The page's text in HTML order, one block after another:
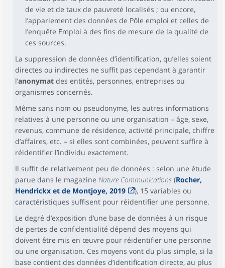
de vie et de taux de pauvreté localisés ; ou encore,
l’appariement des données de Pôle emploi et celles de
l’enquête Emploi à des fins de mesure de la qualité de
ces sources.
La suppression de données d’identification, qu’elles soient
directes ou indirectes ne suffit pas cependant à garantir
l’anonymat des entités, personnes, entreprises ou
organismes concernés.
Même sans nom ou pseudonyme, les autres informations
relatives à une personne ou une organisation – âge, sexe,
revenus, commune de résidence, activité principale, chiffre
d’affaires, etc. – si elles sont combinées, peuvent suffire à
réidentifier l’individu exactement.
Il suffit de relativement peu de données : selon une étude
parue dans le magazine Nature Communications (Rocher,
Hendrickx et de Montjoye, 2019
), 15 variables ou
caractéristiques suffisent pour réidentifier une personne.
Le degré d’exposition d’une base de données à un risque
de pertes de confidentialité dépend des moyens qui
doivent être mis en œuvre pour réidentifier une personne
ou une organisation. Ces moyens vont du plus simple, si la
base contient des données d’identification directe, au plus